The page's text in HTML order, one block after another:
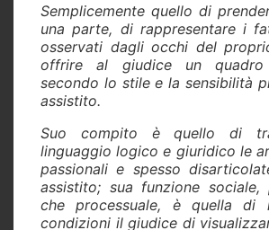
Semplicemente quello di
una parte, di rappresentare i
osservati dagli occhi del
offrire al giudice un
secondo lo stile e la sensibilità
assistito.
Suo compito è quello di
linguaggio logico e giuridico le
passionali e spesso
assistito; sua funzione sociale,
che processuale, è quella di
condizioni il giudice di